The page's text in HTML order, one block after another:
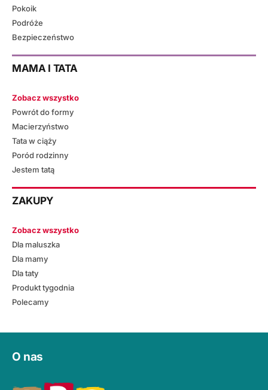
Pokoik
Podróże
Bezpieczeństwo
MAMA I TATA
Zobacz wszystko
Powrót do formy
Macierzyństwo
Tata w ciąży
Poród rodzinny
Jestem tatą
ZAKUPY
Zobacz wszystko
Dla maluszka
Dla mamy
Dla taty
Produkt tygodnia
Polecamy
O nas